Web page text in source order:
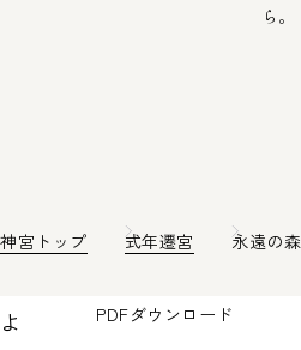
ら。
神宮トップ 式年遷宮 永遠の森
よ
PDFダウンロード